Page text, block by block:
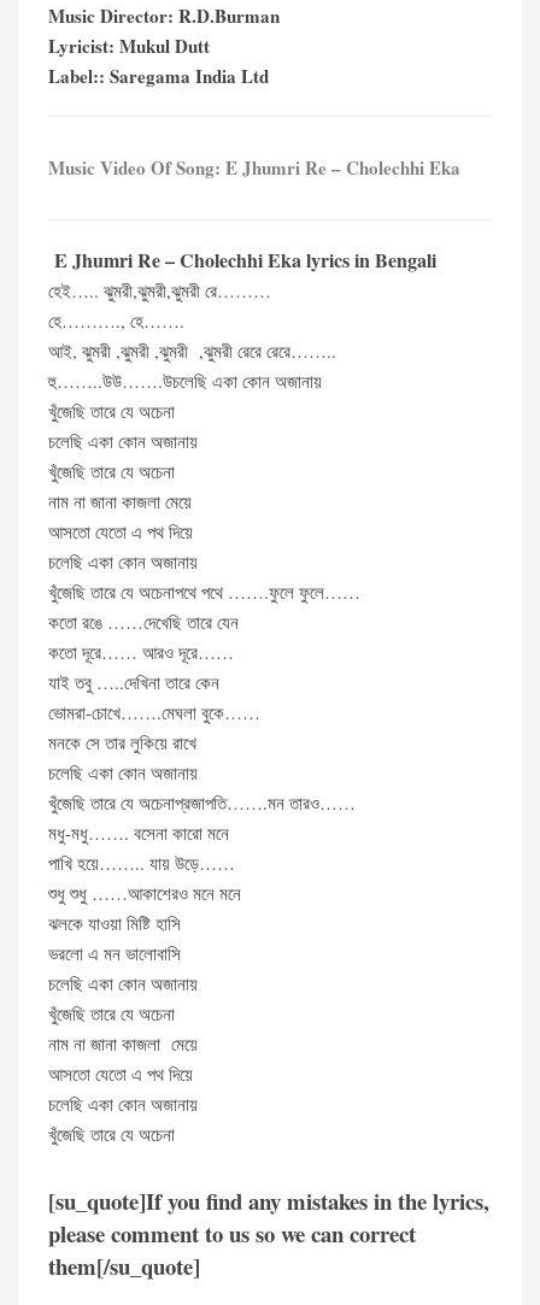
Music Director: R.D.Burman
Lyricist: Mukul Dutt
Label:: Saregama India Ltd
Music Video Of Song: E Jhumri Re – Cholechhi Eka
E Jhumri Re – Cholechhi Eka lyrics in Bengali
হেই….. ঝুমরী,ঝুমরী,ঝুমরী রে………
হে………., হে…….
আই, ঝুমরী ,ঝুমরী ,ঝুমরী ,ঝুমরী রেরে রেরে……..
হু……..উউ…….উচলেছি একা কোন অজানায়
খুঁজেছি তারে যে অচেনা
চলেছি একা কোন অজানায়
খুঁজেছি তারে যে অচেনা
নাম না জানা কাজলা মেয়ে
আসতো যেতো এ পথ দিয়ে
চলেছি একা কোন অজানায়
খুঁজেছি তারে যে অচেনাপথে পথে …….ফুলে ফুলে……
কতো রঙে ……দেখেছি তারে যেন
কতো দূরে…… আরও দূরে……
যাই তবু …..দেখিনা তারে কেন
ভোমরা-চোখে…….মেঘলা বুকে……
মনকে সে তার লুকিয়ে রাখে
চলেছি একা কোন অজানায়
খুঁজেছি তারে যে অচেনাপ্রজাপতি…….মন তারও……
মধু-মধু……. বসেনা কারো মনে
পাখি হয়ে…….. যায় উড়ে……
শুধু শুধু ……আকাশেরও মনে মনে
ঝলকে যাওয়া মিষ্টি হাসি
ভরলো এ মন ভালোবাসি
চলেছি একা কোন অজানায়
খুঁজেছি তারে যে অচেনা
নাম না জানা কাজলা মেয়ে
আসতো যেতো এ পথ দিয়ে
চলেছি একা কোন অজানায়
খুঁজেছি তারে যে অচেনা
[su_quote]If you find any mistakes in the lyrics,
please comment to us so we can correct
them[/su_quote]